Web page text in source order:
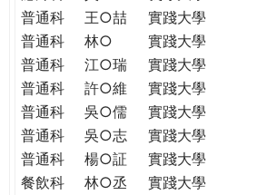
普通科
王○喆 實踐大學
普通科
林○ 實踐大學
普通科
江○瑞 實踐大學
普通科
許○維 實踐大學
普通科
吳○儒 實踐大學
普通科
吳○志 實踐大學
普通科
楊○証 實踐大學
餐飲科
林○丞 實踐大學